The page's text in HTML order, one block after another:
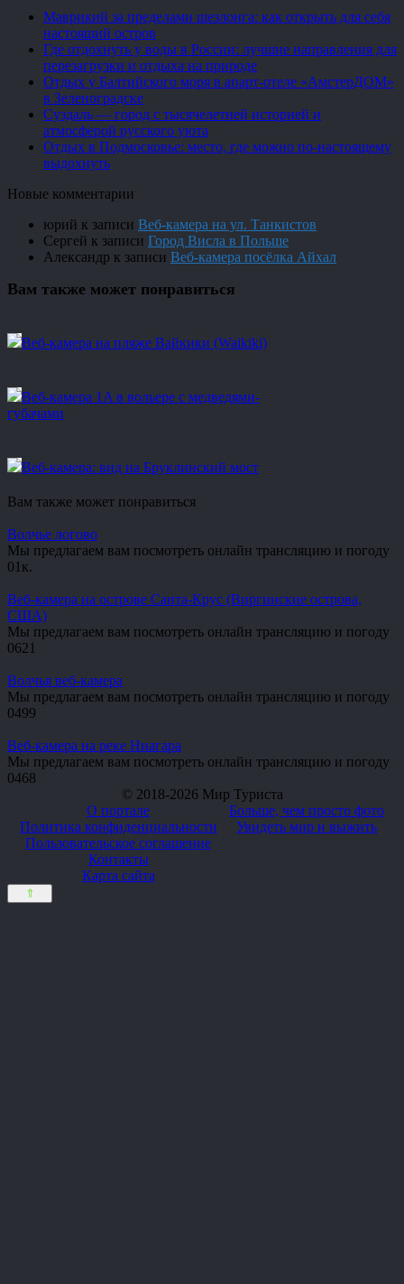
Маврикий за пределами шезлонга: как открыть для себя
настоящий остров
Где отдохнуть у воды в России: лучшие направления для
перезагрузки и отдыха на природе
Отдых у Балтийского моря в апарт-отеле «АмстерДОМ»
в Зеленоградске
Суздаль — город с тысячелетней историей и
атмосферой русского уюта
Отдых в Подмосковье: место, где можно по-настоящему
выдохнуть
Новые комментарии
юрий к записи Веб-камера на ул. Танкистов
Сергей к записи Город Висла в Польше
Александр к записи Веб-камера посёлка Айхал
Вам также может понравиться
Веб-камера на пляже Вайкики (Waikiki)
Веб-камера 1A в вольере с медведями-
губачами
Веб-камера: вид на Бруклинский мост
Вам также может понравиться
Волчье логово
Мы предлагаем вам посмотреть онлайн трансляцию и погоду
01к.
Веб-камера на острове Санта-Крус (Виргинские острова,
США)
Мы предлагаем вам посмотреть онлайн трансляцию и погоду
0621
Волчья веб-камера
Мы предлагаем вам посмотреть онлайн трансляцию и погоду
0499
Веб-камера на реке Ниагара
Мы предлагаем вам посмотреть онлайн трансляцию и погоду
0468
© 2018-2026 Мир Туриста
О портале
Политика конфиденциальности
Пользовательское соглашение
Контакты
Карта сайта
Больше, чем просто фото
Увидеть мир и выжить